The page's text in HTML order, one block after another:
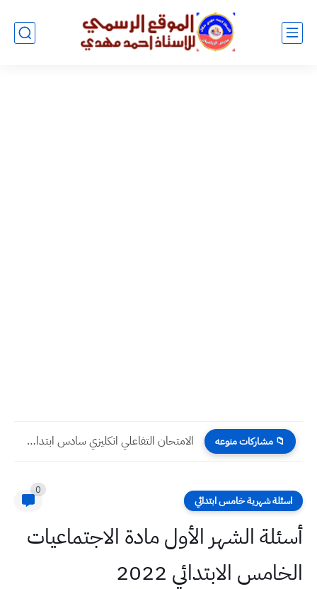
📁 مشاركات منوعه الامتحان التفاعلي انكليزي سادس ابتدائي الوحدة الأولى My Family الدرس...
اسئلة شهرية خامس ابتدائي
0
أسئلة الشهر الأول مادة الاجتماعيات
الخامس الابتدائي 2022